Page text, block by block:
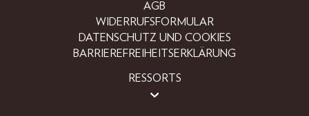
AGB
WIDERRUFSFORMULAR
DATENSCHUTZ UND COOKIES
BARRIEREFREIHEITSERKLÄRUNG
RESSORTS